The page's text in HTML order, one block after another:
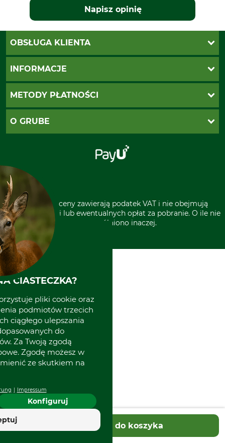
Dodaj do koszyka
Napisz opinię
OBSŁUGA KLIENTA
Katalogi Grube
Ustawienia plików cookie
INFORMACJE
Koszty dostawy
Odstąpienie od zamówienia
METODY PŁATNOŚCI
PayU
O GRUBE
Grube w Europie
* Wszystkie ceny zawierają podatek VAT i nie obejmują
kosztów wysyłki lub ewentualnych opłat za pobranie. O ile nie
wyszczególniono inaczej.
CIASTECZKA?
pliki cookie oraz
podmiotów trzecich
ciągłego ulepszania
do
Za Twoją zgodą
Zgodę możesz w
ze skutkiem na
Impressum
Konfiguruj